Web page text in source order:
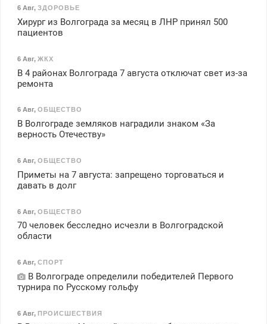
6 Авг, ЗДОРОВЬЕ
Хирург из Волгограда за месяц в ЛНР принял 500
пациентов
6 Авг, ЖКХ
В 4 районах Волгограда 7 августа отключат свет из-за
ремонта
6 Авг, ОБЩЕСТВО
В Волгограде земляков наградили знаком «За
верность Отечеству»
6 Авг, ОБЩЕСТВО
Приметы на 7 августа: запрещено торговаться и
давать в долг
6 Авг, ОБЩЕСТВО
70 человек бесследно исчезли в Волгоградской
области
6 Авг, СПОРТ
В Волгограде определили победителей Первого
турнира по Русскому гольфу
6 Авг, ПРОИСШЕСТВИЯ